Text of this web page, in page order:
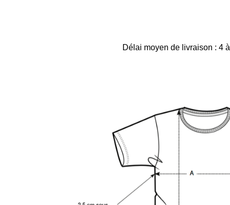
Délai moyen de livraison : 4